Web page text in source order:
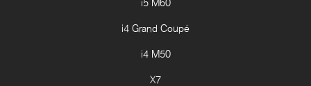
i5 M60
i4 Grand Coupé
i4 M50
X7